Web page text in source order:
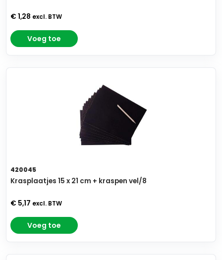
€ 1,28 excl. BTW
Voeg toe
420045
Krasplaatjes 15 x 21 cm + kraspen vel/8
€ 5,17 excl. BTW
Voeg toe